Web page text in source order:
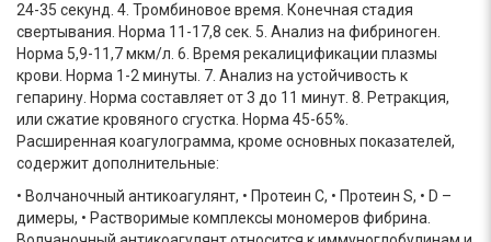
24-35 секунд. 4. Тромбиновое время. Конечная стадия
свертывания. Норма 11-17,8 сек. 5. Анализ на фибриноген.
Норма 5,9-11,7 мкм/л. 6. Время рекалицификации плазмы
крови. Норма 1-2 минуты. 7. Анализ на устойчивость к
гепарину. Норма составляет от 3 до 11 минут. 8. Ретракция,
или сжатие кровяного сгустка. Норма 45-65%.
Расширенная коагулограмма, кроме основных показателей,
содержит дополнительные:
• Волчаночный антикоагулянт, • Протеин С, • Протеин S, • D –
димеры, • Растворимые комплексы мономеров фибрина.